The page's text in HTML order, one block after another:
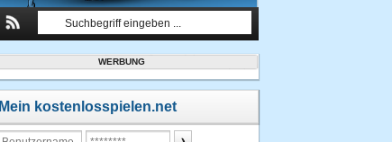
WERBUNG
Mein kostenlosspielen.net